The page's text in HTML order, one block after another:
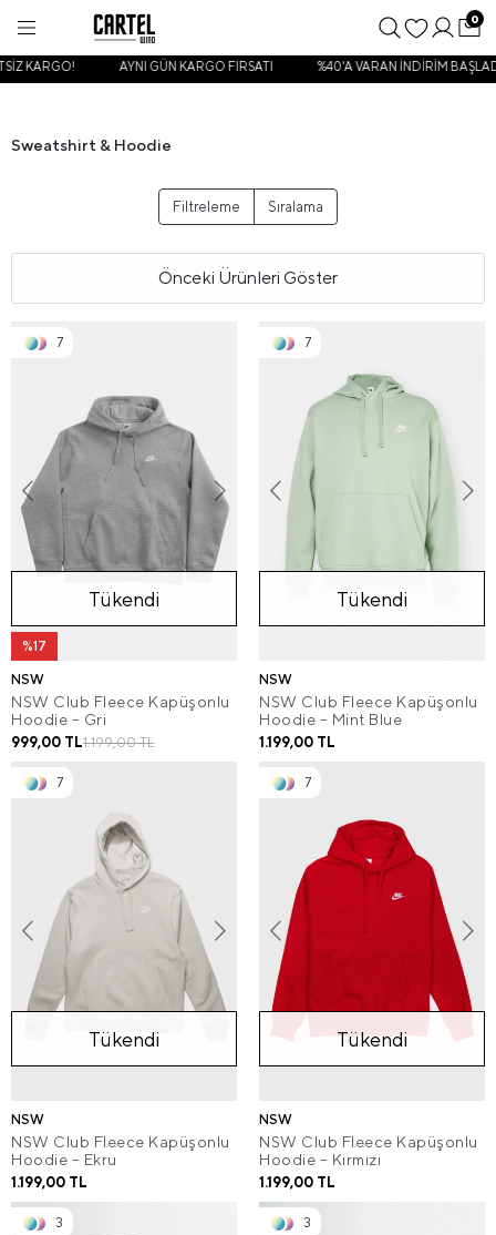
AYNI GÜN KARGO FIRSATI %40'A VARAN İNDİRİM BAŞLADI
0
Sweatshirt & Hoodie
Filtreleme Sıralama
Önceki Ürünleri Göster
7
%17
Tükendi
NSW
NSW Club Fleece Kapüşonlu
Hoodie – Gri
1.199,00 TL
999,00 TL
7
Tükendi
NSW
NSW Club Fleece Kapüşonlu
Hoodie – Mint Blue
1.199,00 TL
7
Tükendi
NSW
NSW Club Fleece Kapüşonlu
Hoodie – Ekru
1.199,00 TL
7
Tükendi
NSW
NSW Club Fleece Kapüşonlu
Hoodie – Kırmızı
1.199,00 TL
3 3